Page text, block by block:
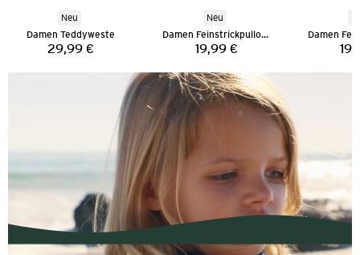
Neu
Damen Teddyweste
Preis:
29,99 €
Neu
Damen Feinstrickpullover
Preis:
19,99 €